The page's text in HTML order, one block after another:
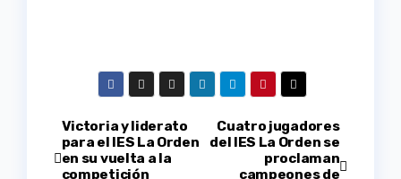
Navegación
de
Cuatro jugadores
del IES La Orden se
proclaman
campeones de
Victoria y liderato
para el IES La Orden
en su vuelta a la
competición